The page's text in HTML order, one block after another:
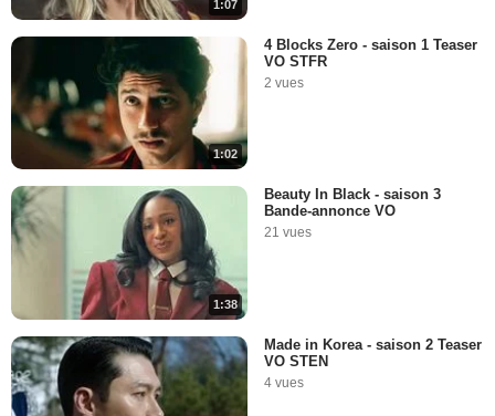
1:07
1:02
4 Blocks Zero - saison 1 Teaser
VO STFR
2 vues
1:38
Beauty In Black - saison 3
Bande-annonce VO
21 vues
Made in Korea - saison 2 Teaser
VO STEN
4 vues